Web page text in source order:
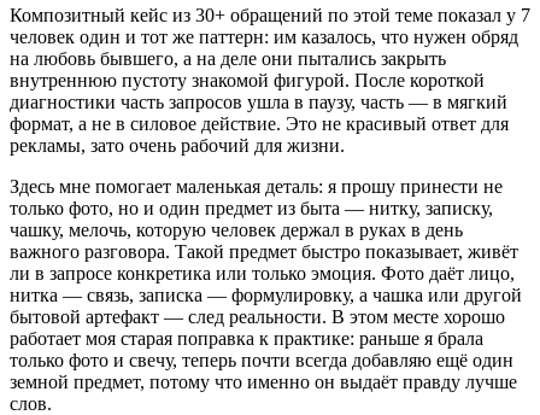
Композитный кейс из 30+ обращений по этой теме показал у 7
человек один и тот же паттерн: им казалось, что нужен обряд
на любовь бывшего, а на деле они пытались закрыть
внутреннюю пустоту знакомой фигурой. После короткой
диагностики часть запросов ушла в паузу, часть — в мягкий
формат, а не в силовое действие. Это не красивый ответ для
рекламы, зато очень рабочий для жизни.
Здесь мне помогает маленькая деталь: я прошу принести не
только фото, но и один предмет из быта — нитку, записку,
чашку, мелочь, которую человек держал в руках в день
важного разговора. Такой предмет быстро показывает, живёт
ли в запросе конкретика или только эмоция. Фото даёт лицо,
нитка — связь, записка — формулировку, а чашка или другой
бытовой артефакт — след реальности. В этом месте хорошо
работает моя старая поправка к практике: раньше я брала
только фото и свечу, теперь почти всегда добавляю ещё один
земной предмет, потому что именно он выдаёт правду лучше
слов.